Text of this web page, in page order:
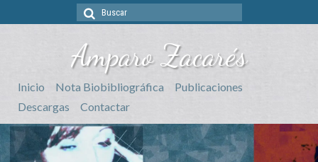
Buscar
Amparo Zacarés
Inicio Nota Biobibliográfica
Publicaciones
Descargas
Contactar